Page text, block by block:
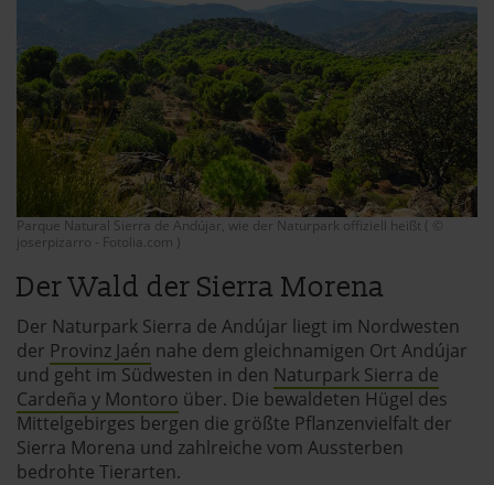
Parque Natural Sierra de Andújar, wie der Naturpark offiziell heißt ( ©
joserpizarro - Fotolia.com )
Der Wald der Sierra Morena
Der Naturpark Sierra de Andújar liegt im Nordwesten
der Provinz Jaén nahe dem gleichnamigen Ort Andújar
und geht im Südwesten in den Naturpark Sierra de
Cardeña y Montoro über. Die bewaldeten Hügel des
Mittelgebirges bergen die größte Pflanzenvielfalt der
Sierra Morena und zahlreiche vom Aussterben
bedrohte Tierarten.